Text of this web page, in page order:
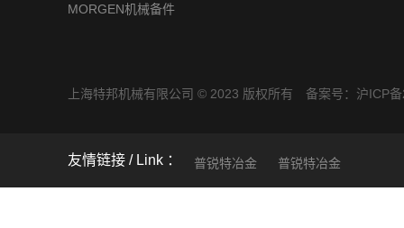
MORGEN机械备件
上海特邦机械有限公司 © 2023 版权所有 备案号： 沪ICP
友情链接 普锐特冶金 普锐特冶金